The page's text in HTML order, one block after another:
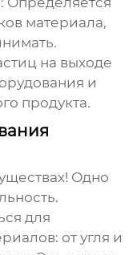
материала,
на выходе
и
продукта.
Одно
для
от угля и